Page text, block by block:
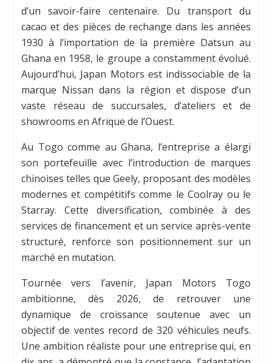
d’un savoir-faire centenaire. Du transport du
cacao et des pièces de rechange dans les années
1930 à l’importation de la première Datsun au
Ghana en 1958, le groupe a constamment évolué.
Aujourd’hui, Japan Motors est indissociable de la
marque Nissan dans la région et dispose d’un
vaste réseau de succursales, d’ateliers et de
showrooms en Afrique de l’Ouest.
Au Togo comme au Ghana, l’entreprise a élargi
son portefeuille avec l’introduction de marques
chinoises telles que Geely, proposant des modèles
modernes et compétitifs comme le Coolray ou le
Starray. Cette diversification, combinée à des
services de financement et un service après-vente
structuré, renforce son positionnement sur un
marché en mutation.
Tournée vers l’avenir, Japan Motors Togo
ambitionne, dès 2026, de retrouver une
dynamique de croissance soutenue avec un
objectif de ventes record de 320 véhicules neufs.
Une ambition réaliste pour une entreprise qui, en